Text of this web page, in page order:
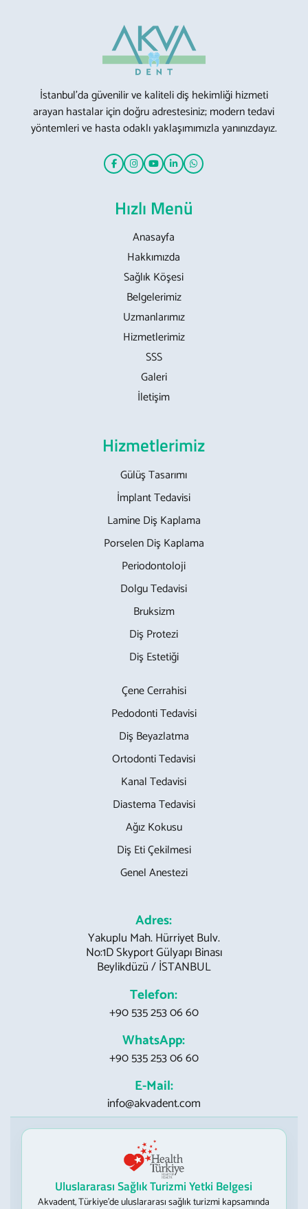
İstanbul’da güvenilir ve kaliteli diş hekimliği hizmeti
arayan hastalar için doğru adrestesiniz; modern tedavi
yöntemleri ve hasta odaklı yaklaşımımızla yanınızdayız.
Hızlı Menü
Anasayfa
Hakkımızda
Sağlık Köşesi
Belgelerimiz
Uzmanlarımız
Hizmetlerimiz
SSS
Galeri
İletişim
Hizmetlerimiz
Gülüş Tasarımı
İmplant Tedavisi
Lamine Diş Kaplama
Porselen Diş Kaplama
Periodontoloji
Dolgu Tedavisi
Bruksizm
Diş Protezi
Diş Estetiği
Çene Cerrahisi
Pedodonti Tedavisi
Diş Beyazlatma
Ortodonti Tedavisi
Kanal Tedavisi
Diastema Tedavisi
Ağız Kokusu
Diş Eti Çekilmesi
Genel Anestezi
Adres:
Yakuplu Mah. Hürriyet Bulv.
No:1D Skyport Gülyapı Binası
Beylikdüzü / İSTANBUL
Telefon:
+90 535 253 06 60
WhatsApp:
+90 535 253 06 60
E-Mail:
info@akvadent.com
Uluslararası Sağlık Turizmi Yetki Belgesi
Akvadent, Türkiye’de uluslararası sağlık turizmi kapsamında